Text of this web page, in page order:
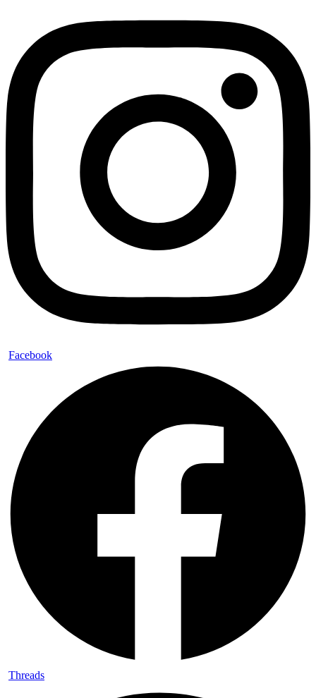
Facebook
Threads